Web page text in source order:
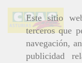
Este sitio
terceros que
navegación,
publicidad